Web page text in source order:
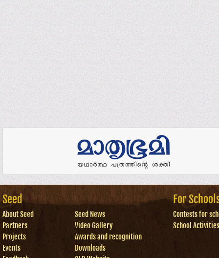
Seed
About Seed
Partners
Projects
Events
Seed News
Video Gallery
Awards and recognition
Downloads
For
Contests for
School Activities